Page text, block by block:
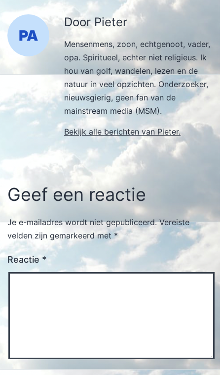
Door Pieter
Mensenmens, zoon, echtgenoot, vader,
opa. Spiritueel, echter niet religieus. Ik
hou van golf, wandelen, lezen en de
natuur in veel opzichten. Onderzoeker,
nieuwsgierig, geen fan van de
mainstream media (MSM).
Bekijk alle berichten van Pieter.
Geef een reactie
Je e-mailadres wordt niet gepubliceerd. Vereiste
velden zijn gemarkeerd met *
Reactie*